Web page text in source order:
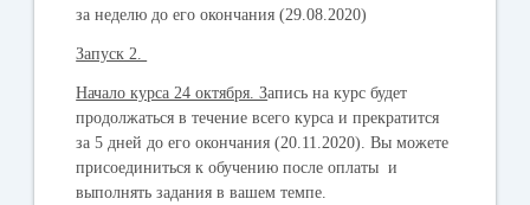
за неделю до его окончания (29.08.2020)
Запуск 2.
Начало курса 24 октября. Запись на курс будет
продолжаться в течение всего курса и прекратится
за 5 дней до его окончания (20.11.2020). Вы можете
присоединиться к обучению после оплаты и
выполнять задания в вашем темпе.